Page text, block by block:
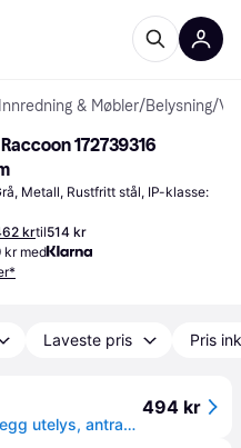
Innredning & Møbler/Belysning/
172739316
Metall, Rustfritt stål, IP-klasse:
krtil514 kr
kr med
Laveste pris Pris
Philips myGarden Raccoon vegg utelys, antrasitt
494 kr